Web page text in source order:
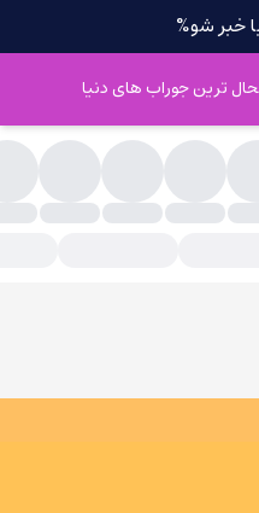
خبر شو%
ترین جوراب های دنیا